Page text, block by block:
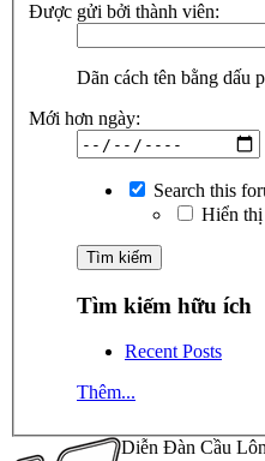
Được gửi bởi thành viên:
Dãn cách tên bằng dấu
Mới hơn ngày:
Search this
Hiển thị
Tìm kiếm hữu ích
Recent Posts
Thêm...
Diễn Đàn Cầu